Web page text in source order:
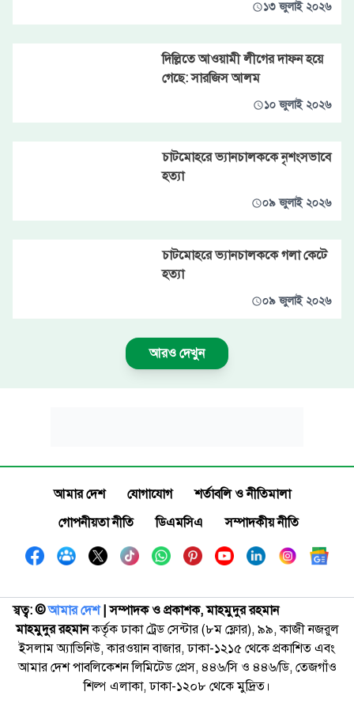
১৩ জুলাই ২০২৬
দিল্লিতে আওয়ামী লীগের দাফন হয়ে
গেছে: সারজিস আলম
১০ জুলাই ২০২৬
চাটমোহরে ভ্যানচালককে নৃশংসভাবে
হত্যা
০৯ জুলাই ২০২৬
চাটমোহরে ভ্যানচালককে গলা কেটে
হত্যা
০৯ জুলাই ২০২৬
আরও দেখুন
আমার দেশ যোগাযোগ
শর্তাবলি ও নীতিমালা
গোপনীয়তা নীতি
ডিএমসিএ সম্পাদকীয় নীতি
স্বত্ব: ©️আমার দেশ| সম্পাদক ও প্রকাশক, মাহমুদুর রহমান
মাহমুদুর রহমানকর্তৃক ঢাকা ট্রেড সেন্টার (৮ম ফ্লোর), ৯৯, কাজী নজরুল
ইসলাম অ্যাভিনিউ, কারওয়ান বাজার, ঢাকা-১২১৫ থেকে প্রকাশিত এবং
আমার দেশ পাবলিকেশন লিমিটেড প্রেস, ৪৪৬/সি ও ৪৪৬/ডি, তেজগাঁও
শিল্প এলাকা, ঢাকা-১২০৮ থেকে মুদ্রিত।